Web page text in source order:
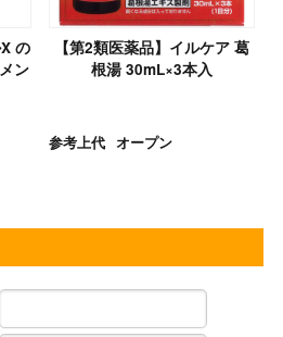
の
ン
【第2類医薬品】イルケア 葛
根湯 30mL×3本入
参考上代 オープン